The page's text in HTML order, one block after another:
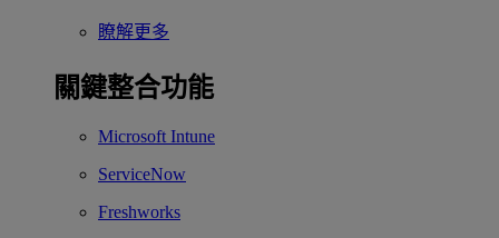
瞭解更多
關鍵整合功能
Microsoft Intune
ServiceNow
Freshworks